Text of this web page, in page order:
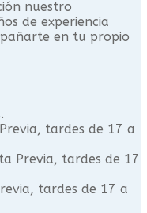
nuestro
de experiencia
en tu propio
tardes de 17 a
Previa, tardes de 17
tardes de 17 a